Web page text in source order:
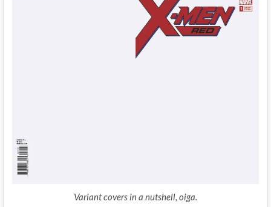
Variant covers in a nutshell, oiga.